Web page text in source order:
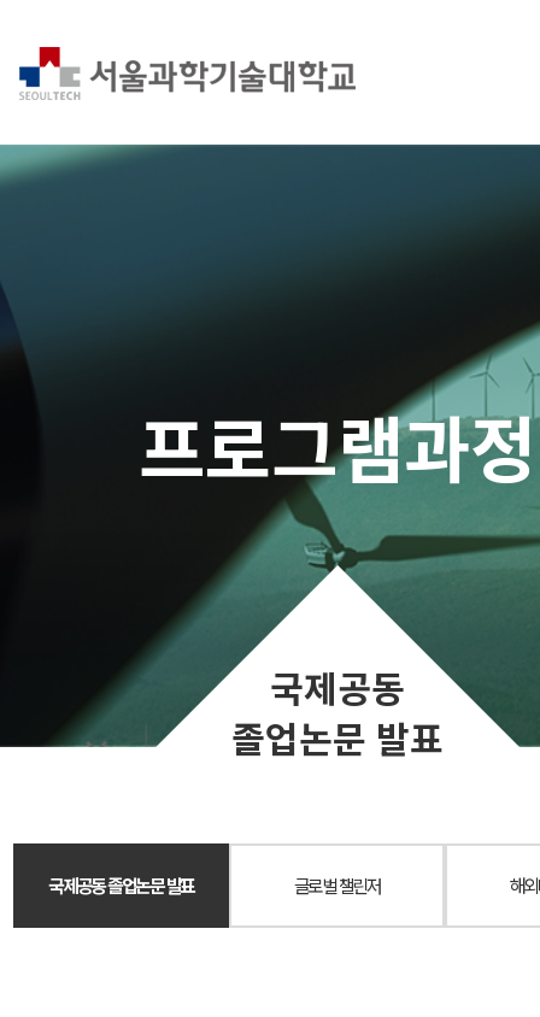
프로그램과정
국제공동
졸업논문 발표
국제공동 졸업논문 발표 글로벌 챌린저 해